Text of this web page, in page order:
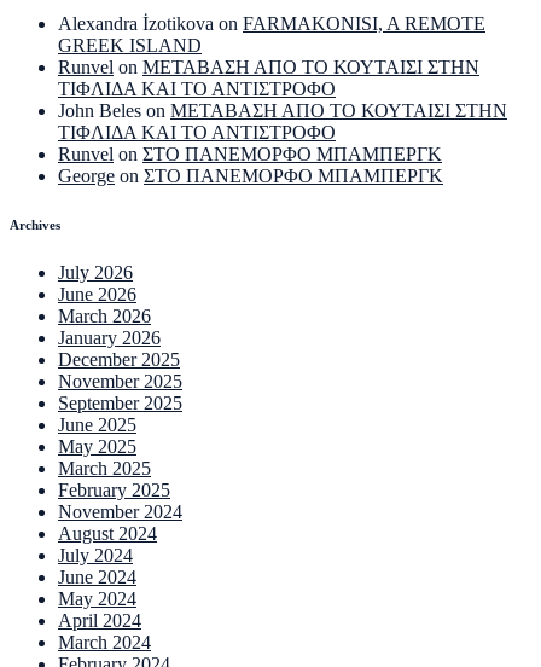
Alexandra İzotikova on FARMAKONISI, A REMOTE
GREEK ISLAND
Runvel on ΜΕΤΑΒΑΣΗ ΑΠΟ ΤΟ ΚΟΥΤΑΙΣΙ ΣΤΗΝ
ΤΙΦΛΙΔΑ ΚΑΙ ΤΟ ΑΝΤΙΣΤΡΟΦΟ
John Beles on ΜΕΤΑΒΑΣΗ ΑΠΟ ΤΟ ΚΟΥΤΑΙΣΙ ΣΤΗΝ
ΤΙΦΛΙΔΑ ΚΑΙ ΤΟ ΑΝΤΙΣΤΡΟΦΟ
Runvel on ΣΤΟ ΠΑΝΕΜΟΡΦΟ ΜΠΑΜΠΕΡΓΚ
George on ΣΤΟ ΠΑΝΕΜΟΡΦΟ ΜΠΑΜΠΕΡΓΚ
Archives
July 2026
June 2026
March 2026
January 2026
December 2025
November 2025
September 2025
June 2025
May 2025
March 2025
February 2025
November 2024
August 2024
July 2024
June 2024
May 2024
April 2024
March 2024